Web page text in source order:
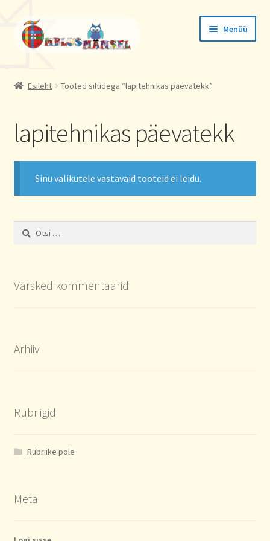
Liigu
navigeerimisele
Liigu
sisu
juurde
Menüü
Aadressid
Esileht Tooted siltidega “lapitehnikas päevatekk”
lapitehnikas päevatekk
Sinu valikutele vastavaid tooteid ei leidu.
Otsi:
Värsked kommentaarid
Arhiiv
Rubriigid
Rubriike pole
Meta